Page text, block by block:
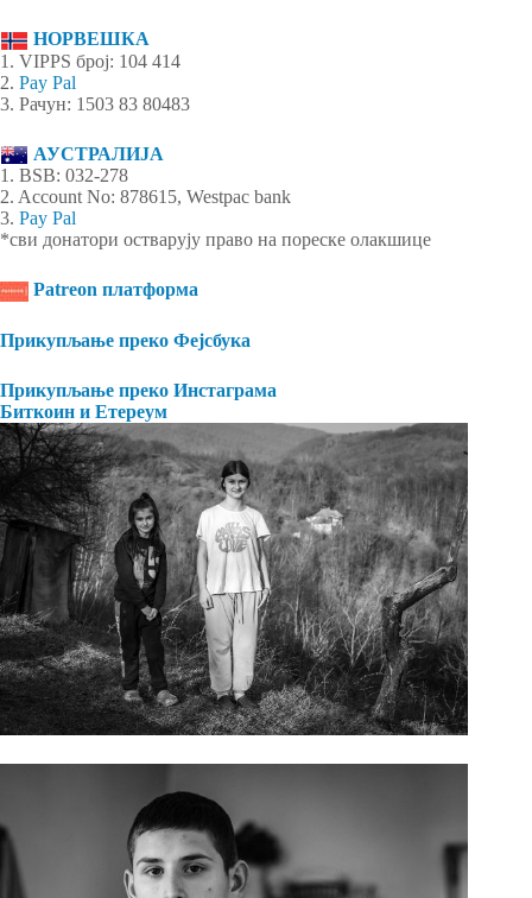
НОРВЕШКА
1. VIPPS број: 104 414
2. Pay Pal
3. Рачун: 1503 83 80483
АУСТРАЛИЈА
1. BSB: 032-278
2. Account No: 878615, Westpac bank
3. Pay Pal
*сви донатори остварују право на пореске олакшице
Patreon платформа
Прикупљање преко Фејсбука
Прикупљање преко Инстаграма
Биткоин и Етереум